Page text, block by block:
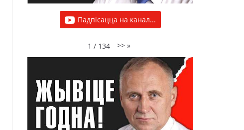
Падпісацца на канал...
1 / 134 >> »